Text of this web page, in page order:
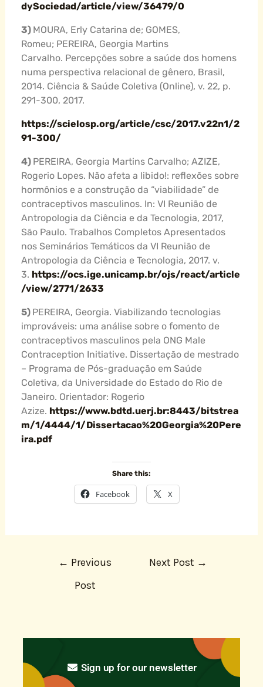
dySociedad/article/view/36479/0
3) MOURA, Erly Catarina de; GOMES,
Romeu; PEREIRA, Georgia Martins
Carvalho. Percepções sobre a saúde dos homens
numa perspectiva relacional de gênero, Brasil,
2014. Ciência & Saúde Coletiva (Online), v. 22, p.
291-300, 2017.
https://scielosp.org/article/csc/2017.v22n1/2
91-300/
4) PEREIRA, Georgia Martins Carvalho; AZIZE,
Rogerio Lopes. Não afeta a libido!: reflexões sobre
hormônios e a construção da “viabilidade” de
contraceptivos masculinos. In: VI Reunião de
Antropologia da Ciência e da Tecnologia, 2017,
São Paulo. Trabalhos Completos Apresentados
nos Seminários Temáticos da VI Reunião de
Antropologia da Ciência e Tecnologia, 2017. v.
3. https://ocs.ige.unicamp.br/ojs/react/article
/view/2771/2633
5) PEREIRA, Georgia. Viabilizando tecnologias
improváveis: uma análise sobre o fomento de
contraceptivos masculinos pela ONG Male
Contraception Initiative. Dissertação de mestrado
– Programa de Pós-graduação em Saúde
Coletiva, da Universidade do Estado do Rio de
Janeiro. Orientador: Rogerio
Azize. https://www.bdtd.uerj.br:8443/bitstrea
m/1/4444/1/Dissertacao%20Georgia%20Pere
ira.pdf
Share this:
Facebook X
← Previous
Post
Next Post →
Sign up for our newsletter